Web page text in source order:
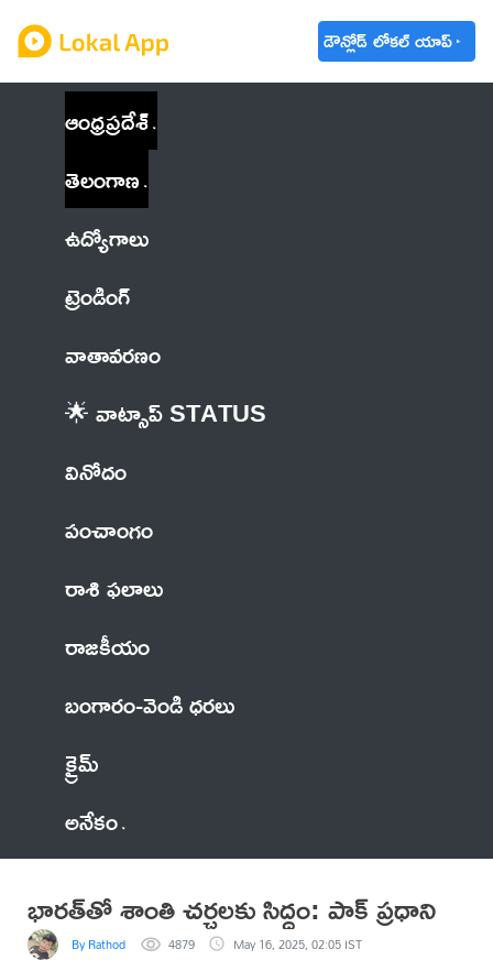
డౌన్లోడ్ లోకల్ యాప్
ఆంధ్రప్రదేశ్
తెలంగాణ
ఉద్యోగాలు
ట్రెండింగ్
వాతావరణం
🌟 వాట్సాప్ STATUS
వినోదం
పంచాంగం
రాశి ఫలాలు
రాజకీయం
బంగారం-వెండి ధరలు
క్రైమ్
అనేకం
భారత్‌తో శాంతి చర్చలకు సిద్ధం: పాక్ ప్రధాని
By Rathod 4879 May 16, 2025, 02:05 IST